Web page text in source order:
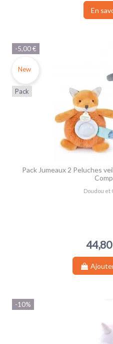
En
-5,00 €
New
Pack
Pack Jumeaux 2 Peluches
Doudou et
-10%